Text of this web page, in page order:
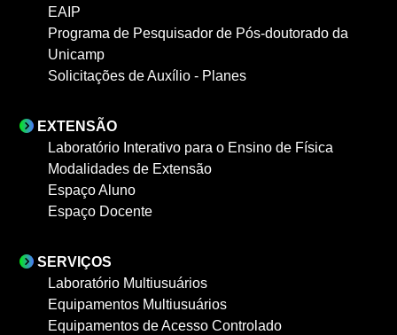
EAIP
Programa de Pesquisador de Pós-doutorado da
Unicamp
Solicitações de Auxílio - Planes
EXTENSÃO
Laboratório Interativo para o Ensino de Física
Modalidades de Extensão
Espaço Aluno
Espaço Docente
SERVIÇOS
Laboratório Multiusuários
Equipamentos Multiusuários
Equipamentos de Acesso Controlado